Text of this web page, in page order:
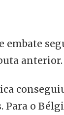
embate
anterior.
Para o